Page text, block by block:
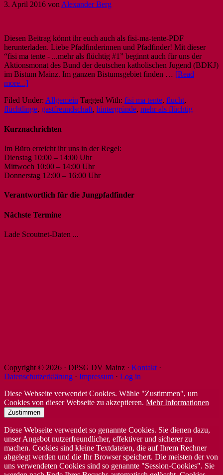
3. April 2016 vonAlexander Berg
Diesen Beitrag könnt ihr euch auch als fisi-ma-tente-PDF
herunterladen. Liebe Pfadfinderinnen und Pfadfinder! Mit dieser
“fisi ma tente - ...mehr als flüchtig #1” beginnt auch für uns der
Aktionsmonat des Bund der deutschen katholischen Jugend (BDKJ)
im Bistum Mainz. Im ganzen Bistumsgebiet finden … [Read
more...]
Filed Under: Allgemein Tagged With: fisi ma tente, flucht,
flüchtlinge, gastfreundschaft, hintergründe, mehr als flüchtig
Kurznachrichten
Im Büro erreicht ihr uns in der Regel:
Dienstag 10:00 – 14:00 Uhr
Mittwoch 10:00 – 14:00 Uhr
Donnerstag 12:00 – 16:00 Uhr
Verantwortlich für die Jungpfadfinder
Nächste Termine
Lade Scoutnet-Daten ...
Copyright © 2026 · DPSG DV Mainz · Kontakt ·
Datenschutzerklärung · Impressum · Log in
Diese Webseite verwendet Cookies. Wähle "Zustimmen", um
Cookies von dieser Webseite zu akzeptieren. Mehr Informationen
Zustimmen
Diese Webseite verwendet so genannte Cookies. Sie dienen dazu,
unser Angebot nutzerfreundlicher, effektiver und sicherer zu
machen. Cookies sind kleine Textdateien, die auf Ihrem Rechner
abgelegt werden und die Ihr Browser speichert. Die meisten der von
uns verwendeten Cookies sind so genannte "Session-Cookies". Sie